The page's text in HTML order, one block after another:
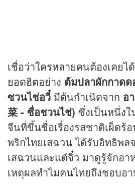
เชื่อว่าใครหลายคนต้องเคย
ยอดฮิตอย่าง ต้มปลาผักกาดด
ซวนไช่อวี๋ มีต้นกำเนิดจาก อ
菜 - ซื่อชวนไช่) ซึ่งเป็นหนึ่ง
จีนที่ขึ้นชื่อเรื่องรสชาติเผ็ดร้
พริกไทยเสฉวน ได้รับอิทธิพล
เสฉวนและแต้จิ๋ว มาดูรู้จักอ
เหตุผลทำไมคนไทยถึงชอบอ